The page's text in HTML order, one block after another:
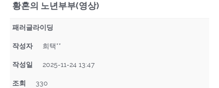
황혼의 노년부부(영상)
패러글라이딩
작성자 희택**
작성일 2025-11-24 13:47
조회 330